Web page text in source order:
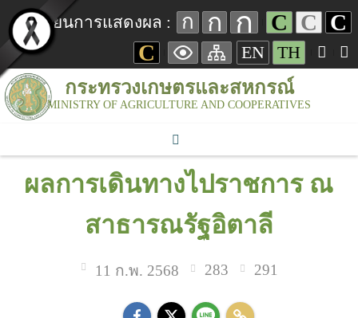
เปลี่ยนการแสดงผล : ก ก ก C C C
C
EN TH
กระทรวงเกษตรและสหกรณ์
MINISTRY OF AGRICULTURE AND COOPERATIVES
ผลการเดินทางไปราชการ ณ
สาธารณรัฐอิตาลี
11 ก.พ. 2568 283 291